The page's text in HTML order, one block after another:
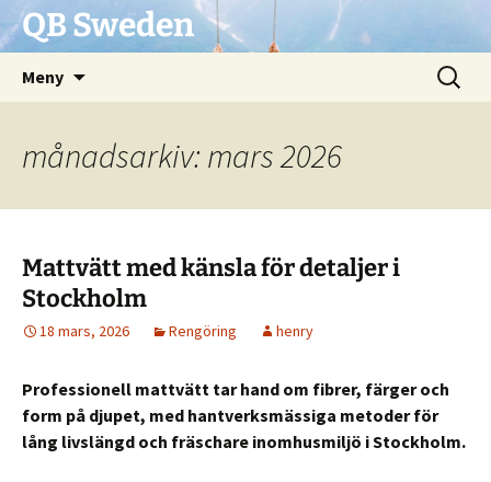
QB Sweden
Meny
Sök
efter:
månadsarkiv: mars 2026
Mattvätt med känsla för detaljer i
Stockholm
18 mars, 2026 Rengöring henry
Professionell mattvätt tar hand om fibrer, färger och
form på djupet, med hantverksmässiga metoder för
lång livslängd och fräschare inomhusmiljö i Stockholm.